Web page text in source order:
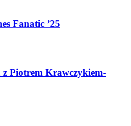
Fanatic ’25
Piotrem Krawczykiem-